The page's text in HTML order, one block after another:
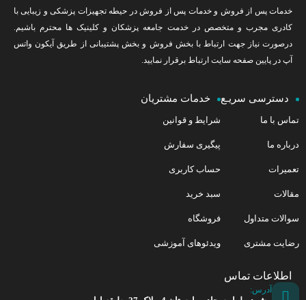
خدمات پس از فروش و خدمات پس از فروش در حیطه تجهیزات پزشکی و زیبایی با
کادری مجرب و متخصص در خدمت جامعه پزشکان و کلینیک ها محترم باشیم.
درصورت نیاز جهت ارتباط با بخش فروش و بخش پشتیبانی از طریق آیکون واتس
آپ در پایین صفحه سایت ارتباط برقرار نمایید.
دسترسی سریـع
تماس با ما
درباره ما
تعمیرات
مقالات
سوالات متداول
رضایت مشتری
خدمات مشتریان
شرایط و قوانین
پیگیری سفارش
حساب کاربری
سبد خرید
فروشگاه
ویدئوهای آموزشی
اطلاعات تماس
آدرس: